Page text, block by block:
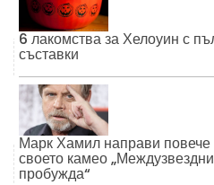
6 лакомства за Хелоуин с
съставки
Марк Хамил направи повече
своето камео
пробужда“